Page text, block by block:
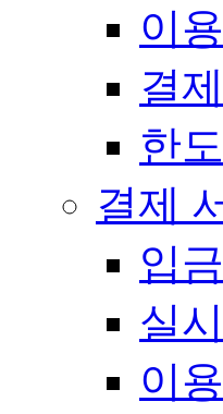
이
결
한
결제
입
실
이